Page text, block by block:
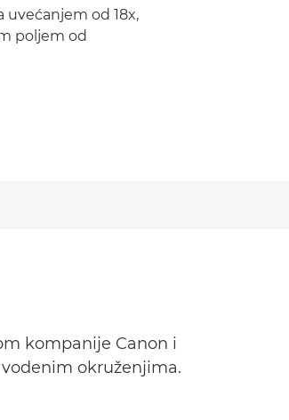
uvećanjem od 18x,
poljem od
kompanije Canon i
okruženjima.